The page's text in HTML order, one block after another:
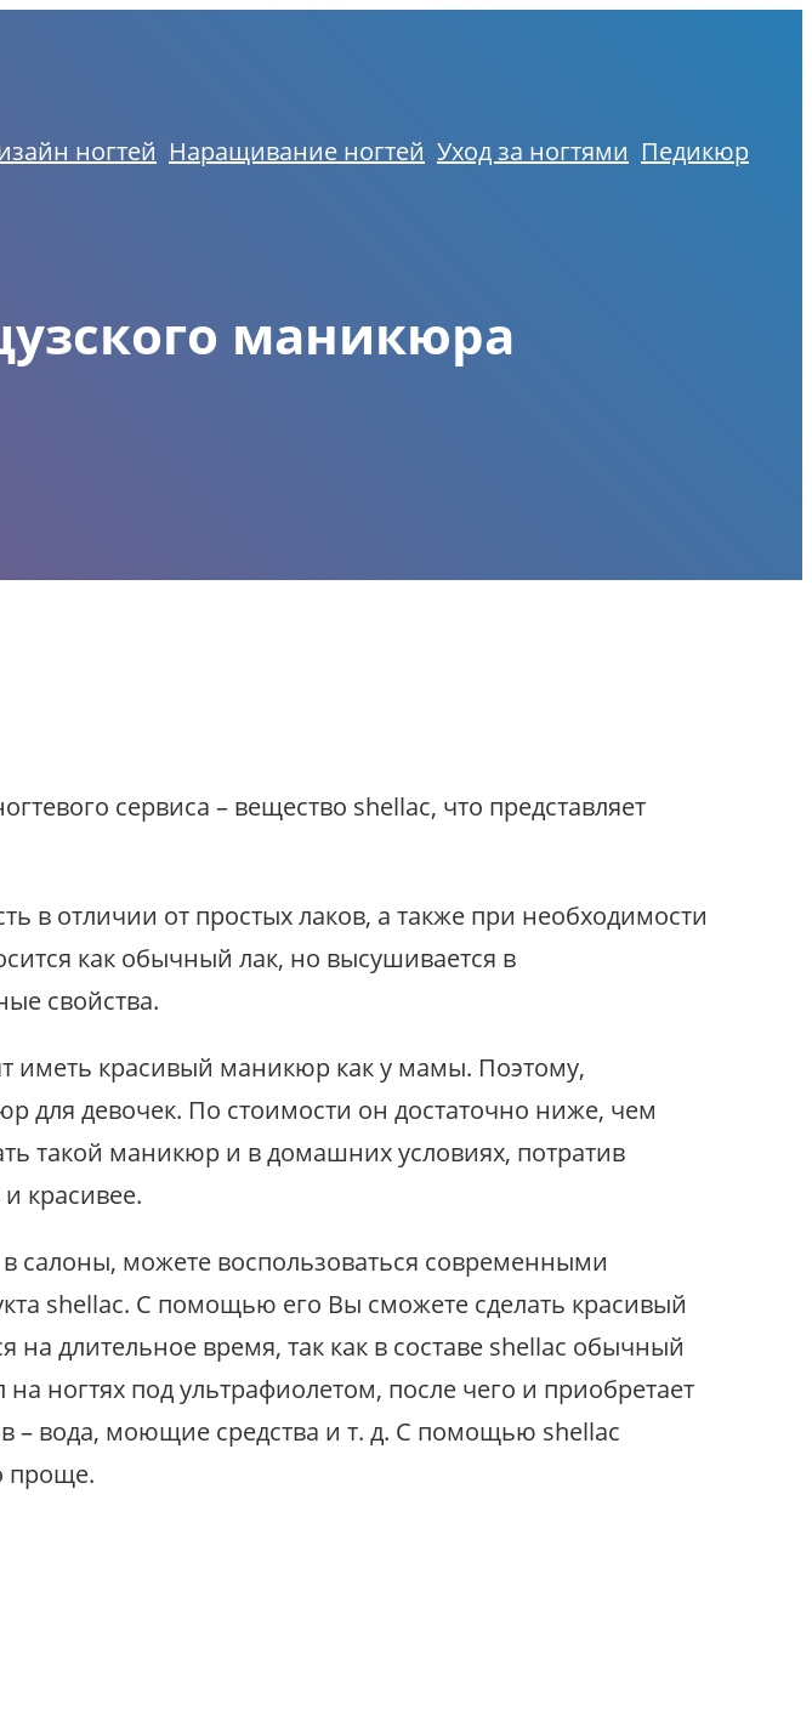
ногтей Наращивание ногтей Уход за ногтями Педикюр
маникюра
сервиса – вещество shellac, что представляет
в отличии от простых лаков, а также при необходимости
как обычный лак, но высушивается в
свойства.
иметь красивый маникюр как у мамы. Поэтому,
для девочек. По стоимости он достаточно ниже, чем
такой маникюр и в домашних условиях, потратив
красивее.
салоны, можете воспользоваться современными
shellac. С помощью его Вы сможете сделать красивый
на длительное время, так как в составе shellac обычный
ногтях под ультрафиолетом, после чего и приобретает
– вода, моющие средства и т. д. С помощью shellac
проще.